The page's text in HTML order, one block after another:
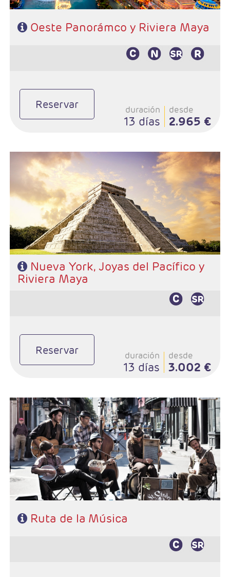
Oeste Panorámco y Riviera Maya
Reservar duración
13 días
desde
2.965 €
- Salidas: Lunes
- Ruta: 3 noches (ampliables) Nueva York adelantando
fecha de salida, 2 noches S.Francisco, 1 Lompoc y 2 Los
Angeles
Extensión a Rivera Maya 3 noches o más
- Categoría hotelera: A su elección en N.York , Primera
en Circuito y de libre elección en Riviera Maya
- Régimen: De su elección en N.York y Rivera M.y En
circuito: AD
Nueva York, Joyas del Pacífico y
Riviera Maya
Reservar duración
13 días
desde
3.002 €
- Salida: Lunes
- Ruta: Chicago - Indianapolis - Nashville - Memphis -
New Orleans
- Categoría hotelera: 3*- 4*
- Régimen: Alojamiento y desayuno
Ruta de la Música